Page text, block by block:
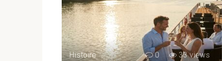
Histoire 0 33 views